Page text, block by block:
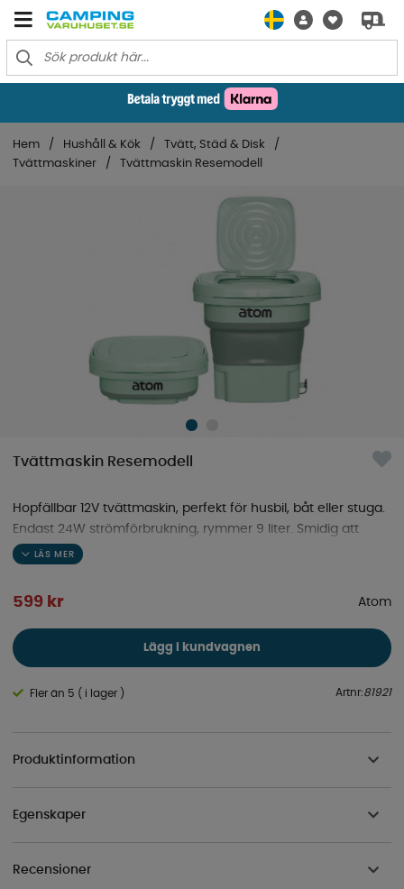
Hem Hushåll & Kök
Tvätt, Städ & Disk
Tvättmaskiner
Tvättmaskin Resemodell
Tvättmaskin Resemodell
Hopfällbar 12V tvättmaskin, perfekt för husbil, båt eller stuga.
Endast 24W strömförbrukning, rymmer 9 liter. Smidig att
packa, låg vikt och platsbesparande.
599 kr Atom
Lägg i kundvagnen
Fler än 5 ( i lager ) Artnr:81921
Produktinformation
Egenskaper
Recensioner